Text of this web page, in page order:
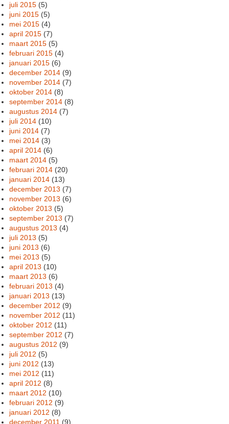
juli 2015 (5)
juni 2015 (5)
mei 2015 (4)
april 2015 (7)
maart 2015 (5)
februari 2015 (4)
januari 2015 (6)
december 2014 (9)
november 2014 (7)
oktober 2014 (8)
september 2014 (8)
augustus 2014 (7)
juli 2014 (10)
juni 2014 (7)
mei 2014 (3)
april 2014 (6)
maart 2014 (5)
februari 2014 (20)
januari 2014 (13)
december 2013 (7)
november 2013 (6)
oktober 2013 (5)
september 2013 (7)
augustus 2013 (4)
juli 2013 (5)
juni 2013 (6)
mei 2013 (5)
april 2013 (10)
maart 2013 (6)
februari 2013 (4)
januari 2013 (13)
december 2012 (9)
november 2012 (11)
oktober 2012 (11)
september 2012 (7)
augustus 2012 (9)
juli 2012 (5)
juni 2012 (13)
mei 2012 (11)
april 2012 (8)
maart 2012 (10)
februari 2012 (9)
januari 2012 (8)
december 2011 (9)